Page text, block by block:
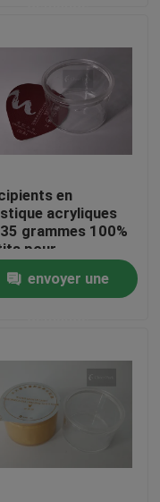
en
acryliques
grammes 100%
pour
de
d'Apple
envoyer une